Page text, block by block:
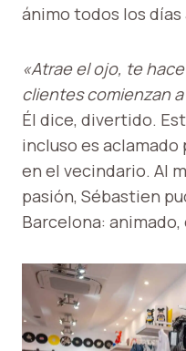
ánimo todos los días
«Atrae el ojo, te
clientes comienzan
Él dice, divertido.
incluso es
en el vecindario. Al
pasión, Sébastien
Barcelona: